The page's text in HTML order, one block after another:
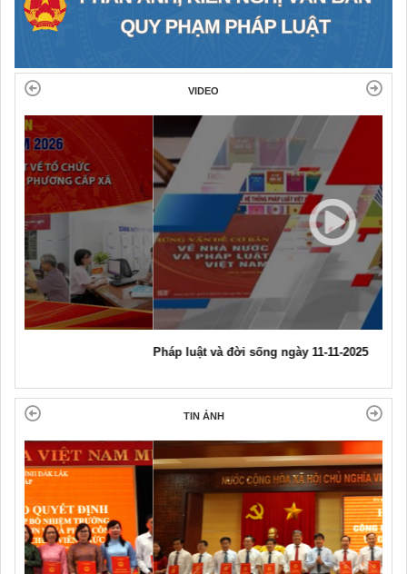
VIDEO
Pháp luật và đời sống ngày 11-11-2025
TIN ẢNH